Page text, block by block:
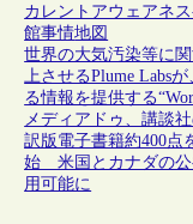
カレントアウェアネ
館事情地図
世界の大気汚染等に
上させるPlume Labs
る情報を提供する
メディアドゥ、講談
訳版電子書籍約400点
始 米国とカナダの公
用可能に